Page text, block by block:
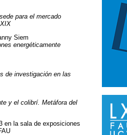
para el mercado
Siem
energéticamente
de investigación en las
y el colibrí. Metáfora del
en la sala de exposiciones